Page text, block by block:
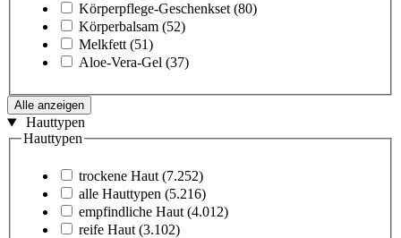
Körperpflege-Geschenkset (80)
Körperbalsam (52)
Melkfett (51)
Aloe-Vera-Gel (37)
Alle anzeigen
Hauttypen
Hauttypen
trockene Haut (7.252)
alle Hauttypen (5.216)
empfindliche Haut (4.012)
reife Haut (3.102)